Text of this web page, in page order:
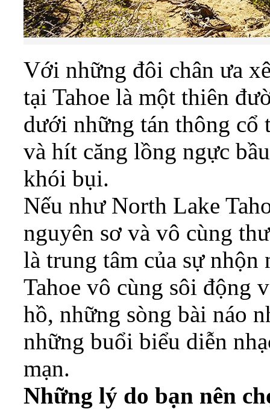
Với những đôi chân ưa
tại Tahoe là một thiên
dưới những tán thông cổ
và hít căng lồng ngực
khói bụi.
Nếu như North Lake
nguyên sơ và vô cùng
là trung tâm của sự
Tahoe vô cùng sôi động
hồ, những sòng bài náo
những buổi biểu diễn
mạn.
Những lý do bạn nên